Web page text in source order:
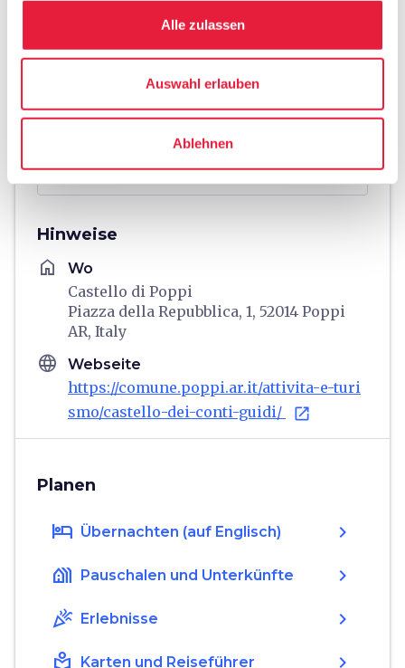
Alle zulassen
Auswahl erlauben
Ablehnen
Hinweise
home Wo
Castello di Poppi
Piazza della Repubblica, 1, 52014 Poppi
AR, Italy
language Webseite
https://comune.poppi.ar.it/attivita-e-turi
smo/castello-dei-conti-guidi/
open_in_new
Planen
hotel Übernachten (auf Englisch) chevron_right
holiday_village Pauschalen und Unterkünfte chevron_right
celebration Erlebnisse chevron_right
local_library Karten und Reiseführer chevron_right